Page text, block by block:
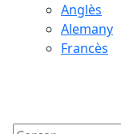
Anglès
Alemany
Francès